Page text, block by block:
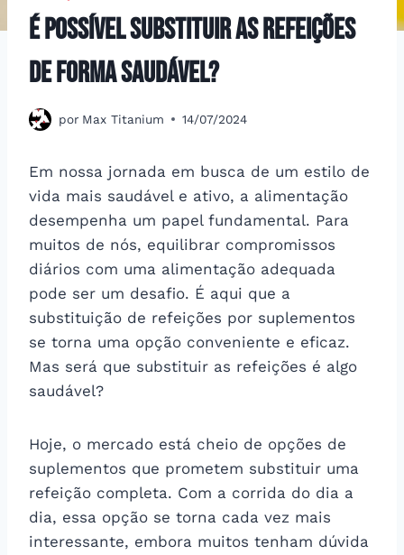
É possível substituir as refeições
de forma saudável?
por Max Titanium 14/07/2024
Em nossa jornada em busca de um estilo de
vida mais saudável e ativo, a alimentação
desempenha um papel fundamental. Para
muitos de nós, equilibrar compromissos
diários com uma alimentação adequada
pode ser um desafio. É aqui que a
substituição de refeições por suplementos
se torna uma opção conveniente e eficaz.
Mas será que substituir as refeições é algo
saudável?
Hoje, o mercado está cheio de opções de
suplementos que prometem substituir uma
refeição completa. Com a corrida do dia a
dia, essa opção se torna cada vez mais
interessante, embora muitos tenham dúvida